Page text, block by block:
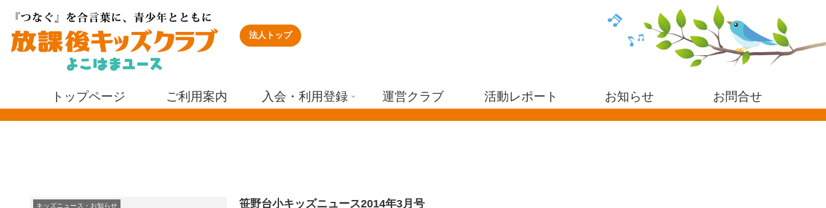
法人トップ
トップページ ご利用案内 入会・利用登録 運営クラブ 活動レポート お知らせ お問合せ
キッズニュース・お知らせ 笹野台小キッズニュース2014年3月号